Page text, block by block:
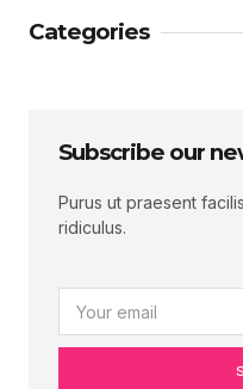
Categories
Subscribe our
Purus ut praesent
ridiculus.